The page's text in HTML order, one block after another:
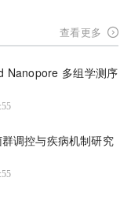
查看更多
Nanopore 多组学测序
调控与疾病机制研究